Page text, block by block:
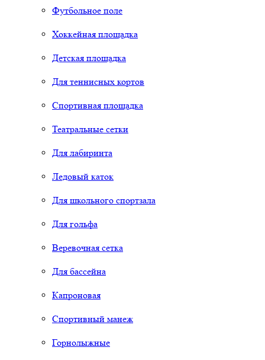
Футбольное поле
Хоккейная площадка
Детская площадка
Для теннисных кортов
Спортивная площадка
Театральные сетки
Для лабиринта
Ледовый каток
Для школьного спортзала
Для гольфа
Веревочная сетка
Для бассейна
Капроновая
Спортивный манеж
Горнолыжные